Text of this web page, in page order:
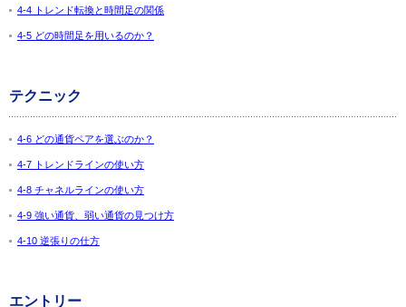
4-4 トレンド転換と時間足の関係
4-5 どの時間足を用いるのか？
テクニック
4-6 どの通貨ペアを選ぶのか？
4-7 トレンドラインの使い方
4-8 チャネルラインの使い方
4-9 強い通貨、弱い通貨の見つけ方
4-10 逆張りの仕方
エントリー